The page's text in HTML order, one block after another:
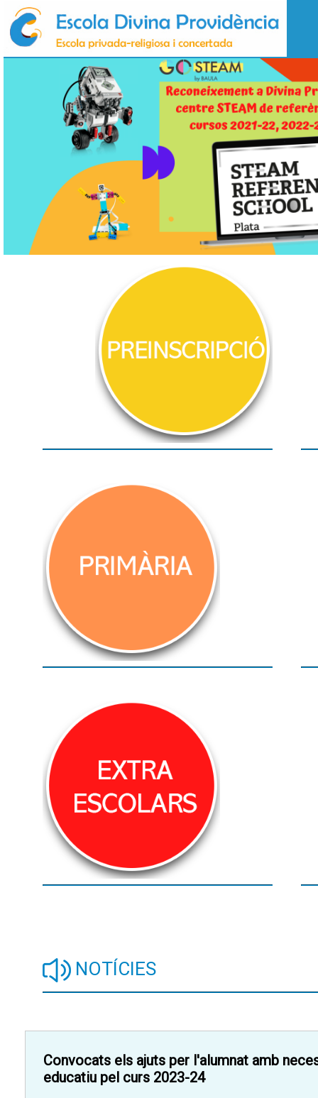
NOTÍCIES
Convocats els ajuts per l'alumnat amb
educatiu pel curs 2023-24